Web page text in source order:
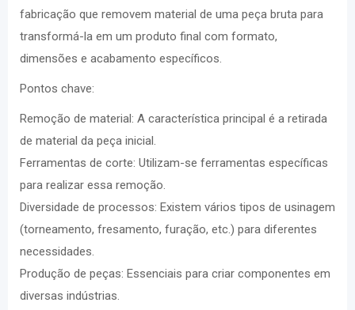
fabricação que removem material de uma peça bruta para
transformá-la em um produto final com formato,
dimensões e acabamento específicos.
Pontos chave:
Remoção de material: A característica principal é a retirada
de material da peça inicial.
Ferramentas de corte: Utilizam-se ferramentas específicas
para realizar essa remoção.
Diversidade de processos: Existem vários tipos de usinagem
(torneamento, fresamento, furação, etc.) para diferentes
necessidades.
Produção de peças: Essenciais para criar componentes em
diversas indústrias.